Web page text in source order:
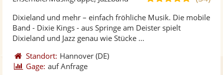
Fotos
5
Dixieland und mehr – einfach fröhliche Musik. Die mobile
Band - Dixie Kings - aus Springe am Deister spielt
Dixieland und Jazz genau wie Stücke ...
Standort: Hannover (DE)
Gage: auf Anfrage